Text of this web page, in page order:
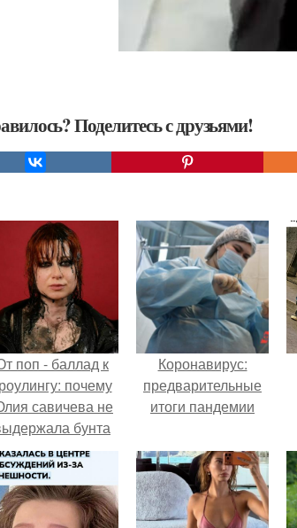
Поделитесь с друзьями!
поп - баллад к
почему
савичева не
бунта
собственной
аудитории.
Коронавирус:
предварительные
итоги пандемии